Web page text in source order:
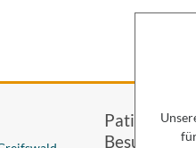
Patienten &
Besucher